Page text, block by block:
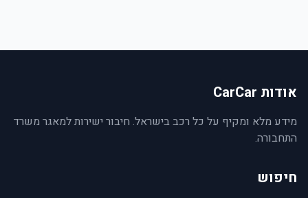
אודות CarCar
מידע מלא ומקיף על כל רכב בישראל. חיבור ישירות למאגר משרד
התחבורה.
חיפוש